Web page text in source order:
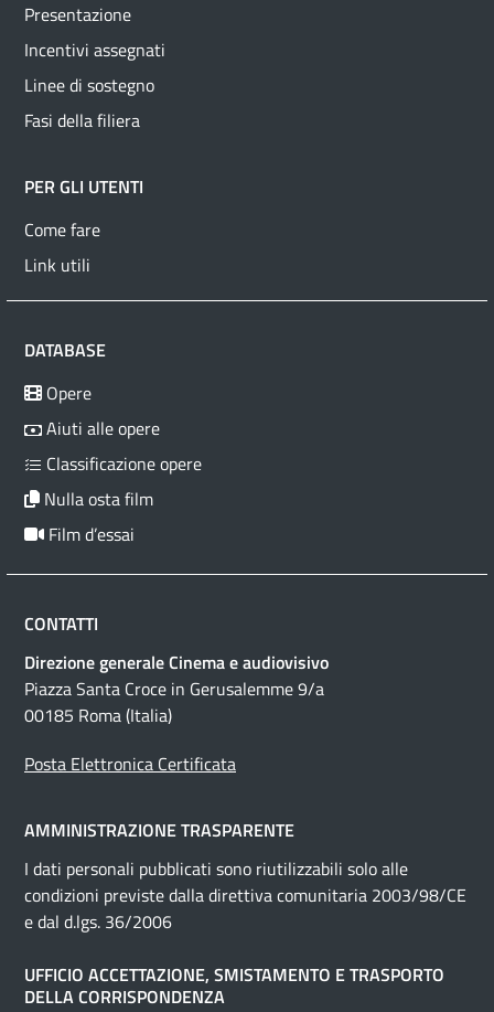
Presentazione
Incentivi assegnati
Linee di sostegno
Fasi della filiera
PER GLI UTENTI
Come fare
Link utili
DATABASE
Opere
Aiuti alle opere
Classificazione opere
Nulla osta film
Film d’essai
CONTATTI
Direzione generale Cinema e audiovisivo
Piazza Santa Croce in Gerusalemme 9/a
00185 Roma (Italia)
Posta Elettronica Certificata
AMMINISTRAZIONE TRASPARENTE
I dati personali pubblicati sono riutilizzabili solo alle
condizioni previste dalla direttiva comunitaria 2003/98/CE
e dal d.lgs. 36/2006
UFFICIO ACCETTAZIONE, SMISTAMENTO E TRASPORTO
DELLA CORRISPONDENZA